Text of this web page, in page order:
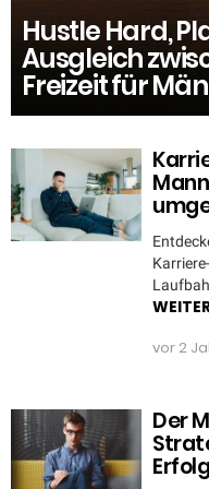
Hustle Hard,
Ausgleich
Freizeit für
vor 2
Der
Erfolg